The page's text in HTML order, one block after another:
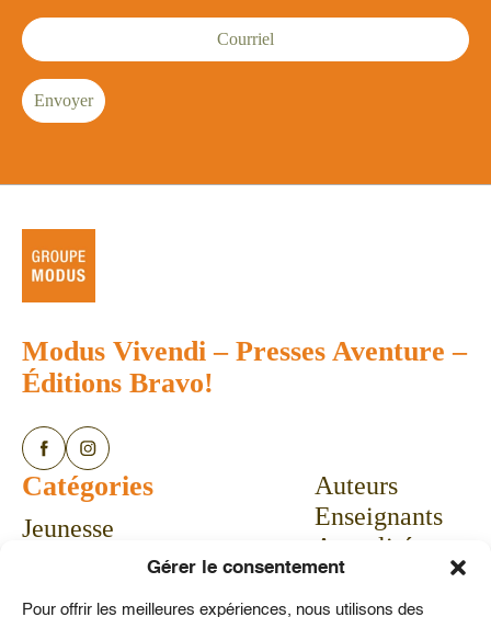
Gérer le consentement
Pour offrir les meilleures expériences, nous utilisons des
Courriel
Envoyer
Modus Vivendi – Presses Aventure –
Éditions Bravo!
Catégories
Jeunesse
Bandes dessinées
Auteurs
Enseignants
Actualités
Calendrier
Communiqués